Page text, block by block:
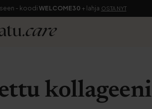
- koodiWELCOME30 + lahja OSTA NYT
kollageeni